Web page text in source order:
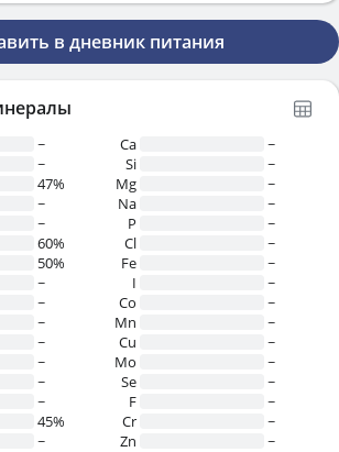
в дневник питания
~
~
47%
~
~
60%
50%
~
~
~
~
~
~
~
45%
~
Ca
~
Si
~
Mg
~
Na
~
P
~
Cl
~
Fe
~
I
~
Co
~
Mn
~
Cu
~
Mo
~
Se
~
F
~
Cr
~
Zn
~